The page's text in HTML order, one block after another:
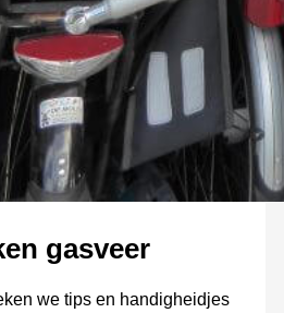
gasveer
we tips en handigheidjes